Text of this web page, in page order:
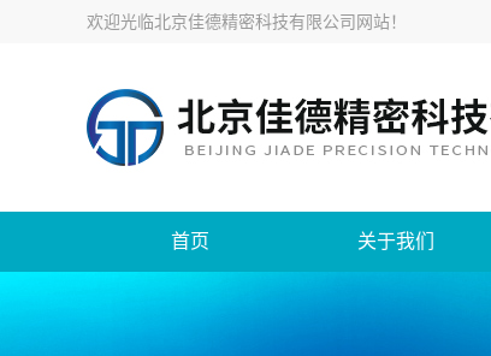
欢迎光临北京佳德精密科技有限公司网站！
首页 关于我们